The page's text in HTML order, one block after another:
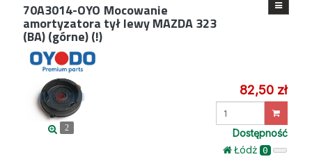
70A3014-OYO Mocowanie
amortyzatora tył lewy MAZDA 323
(BA) (górne) (!)
2
82,50 zł
Dostępność
Łódż 0